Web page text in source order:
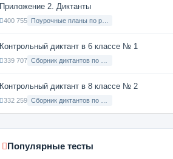
Приложение 2. Диктанты
400 755
Контрольный диктант в 6 классе № 1
339 707
Контрольный диктант в 8 классе № 2
332 259
Популярные тесты